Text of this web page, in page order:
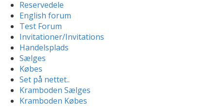
Reservedele
English forum
Test Forum
Invitationer/Invitations
Handelsplads
Sælges
Købes
Set på nettet..
Kramboden Sælges
Kramboden Købes